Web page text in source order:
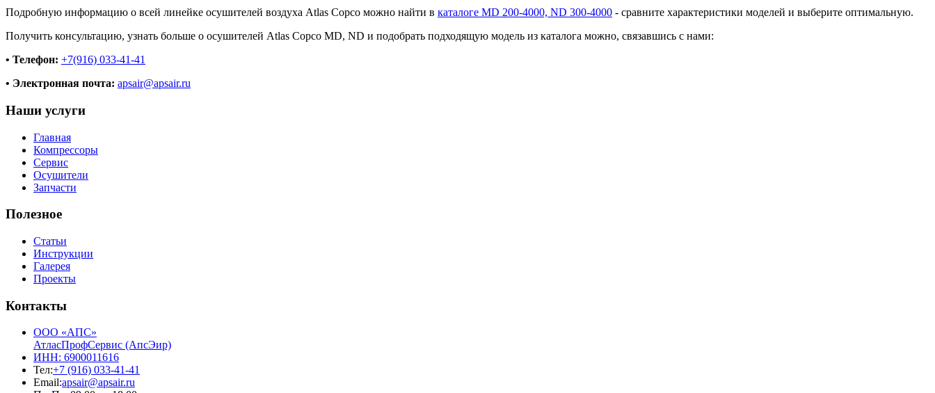
Подробную информацию о всей линейке осушителей воздуха Atlas Copco можно найти в каталоге MD 200-4000, ND 300-4000 - сравните характеристики моделей и выберите оптимальную.
Получить консультацию, узнать больше о осушителей Atlas Copco MD, ND и подобрать подходящую модель из каталога можно, связавшись с нами:
• Телефон: +7(916) 033-41-41
• Электронная почта: apsair@apsair.ru
Наши услуги
Главная
Компрессоры
Сервис
Осушители
Запчасти
Полезное
Статьи
Инструкции
Галерея
Проекты
Контакты
ООО «АПС»
АтласПрофСервис (АпсЭир)
ИНН: 6900011616
Тел:+7 (916) 033-41-41
Email:apsair@apsair.ru